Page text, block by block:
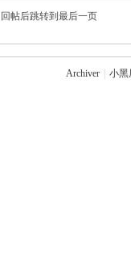
回帖后跳转到最后一页
Archiver 小黑